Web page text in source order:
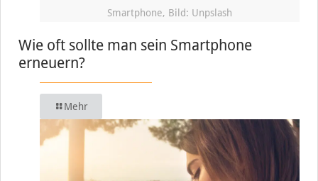
Smartphone, Bild: Unpslash
Wie oft sollte man sein Smartphone
erneuern?
Mehr